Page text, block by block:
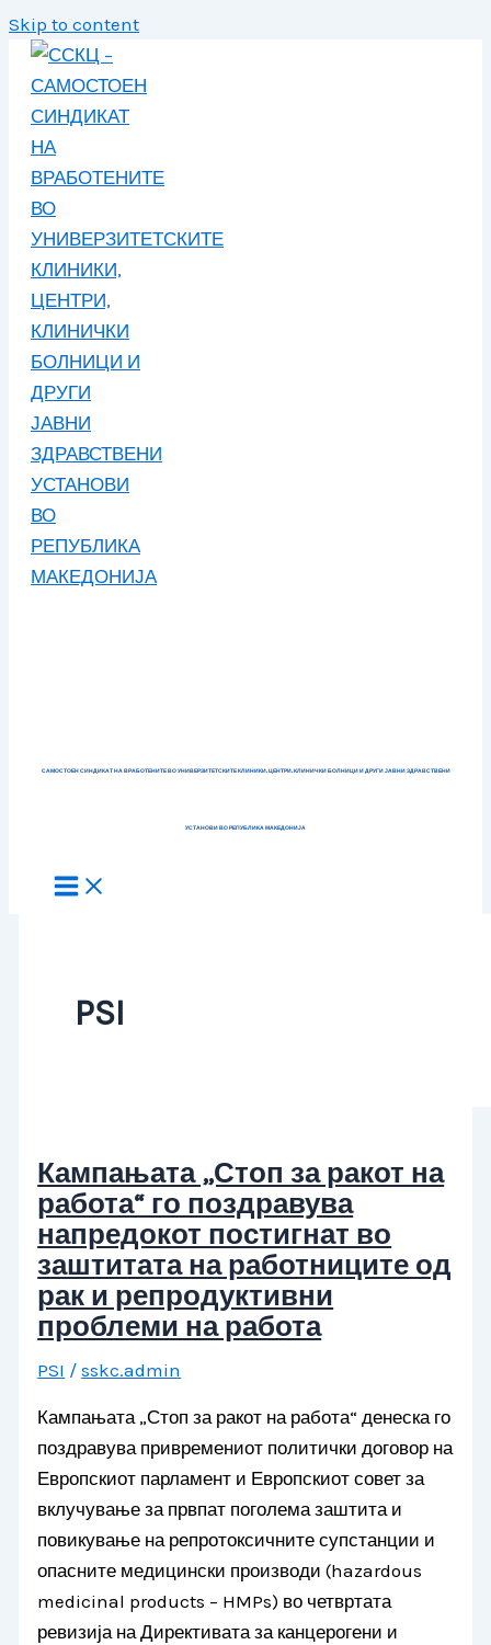
Skip to content
САМОСТОЕН СИНДИКАТ НА ВРАБОТЕНИТЕ ВО УНИВЕРЗИТЕТСКИТЕ КЛИНИКИ, ЦЕНТРИ, КЛИНИЧКИ БОЛНИЦИ И ДРУГИ ЈАВНИ ЗДРАВСТВЕНИ
УСТАНОВИ ВО РЕПУБЛИКА МАКЕДОНИЈА
PSI
Кампањата „Стоп за ракот на
работа“ го поздравува
напредокот постигнат во
заштитата на работниците од
рак и репродуктивни
проблеми на работа
PSI /sskc.admin
Кампањата „Стоп за ракот на работа“ денеска го
поздравува привремениот политички договор на
Европскиот парламент и Европскиот совет за
вклучување за првпат поголема заштита и
повикување на репротоксичните супстанции и
опасните медицински производи (hazardous
medicinal products – HMPs) во четвртата
ревизија на Директивата за канцерогени и